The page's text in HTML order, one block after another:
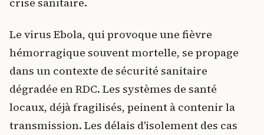
Le virus Ebola, qui provoque une fièvre
hémorragique souvent mortelle, se propage
dans un contexte de sécurité sanitaire
dégradée en RDC. Les systèmes de santé
locaux, déjà fragilisés, peinent à contenir la
transmission. Les délais d'isolement des cas